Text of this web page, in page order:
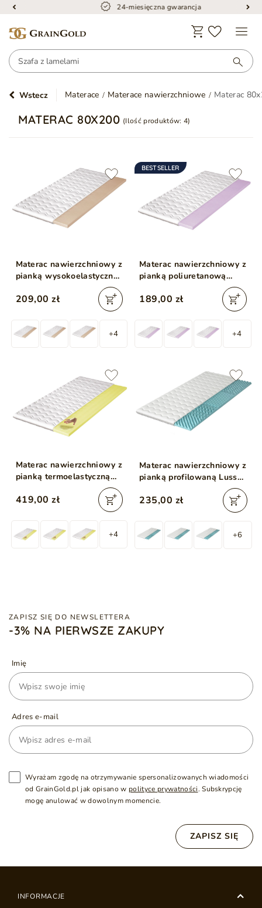
24-miesięczna gwarancja
Wstecz Materace Materace nawierzchniowe Materac
MATERAC 80X200 (Ilość produktów: 4)
Materac nawierzchniowy z
pianką wysokoelastyczną
209,00 zł
+4
BESTSELLER
Materac nawierzchniowy z
pianką poliuretanową
189,00 zł
+4
Materac nawierzchniowy z
pianką termoelastyczną
419,00 zł
+4
Materac nawierzchniowy z
pianką profilowaną Lusso
235,00 zł
+6
ZAPISZ SIĘ DO NEWSLETTERA
-3% NA PIERWSZE ZAKUPY
Imię
Adres e-mail
Wyrażam zgodę na otrzymywanie spersonalizowanych wiadomości
od GrainGold.pl jak opisano w polityce prywatności. Subskrypcję
mogę anulować w dowolnym momencie.
ZAPISZ SIĘ
INFORMACJE